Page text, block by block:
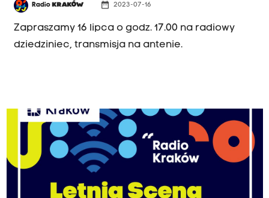
Radio KRAKÓW date_range 2023-07-16
Zapraszamy 16 lipca o godz. 17.00 na radiowy
dziedziniec, transmisja na antenie.